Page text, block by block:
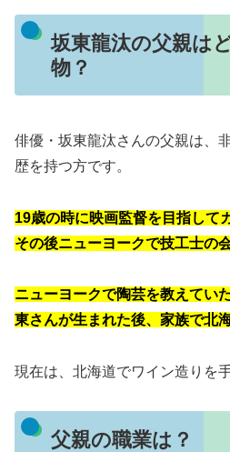
坂東龍汰の父親は
物？
俳優・坂東龍汰さんの父親は、
歴を持つ方です。
19歳の時に映画監督を目指して
その後ニューヨークで技工士の
ニューヨークで陶芸を教えてい
東さんが生まれた後、家族で北
現在は、北海道でワイン造りを
父親の職業は？